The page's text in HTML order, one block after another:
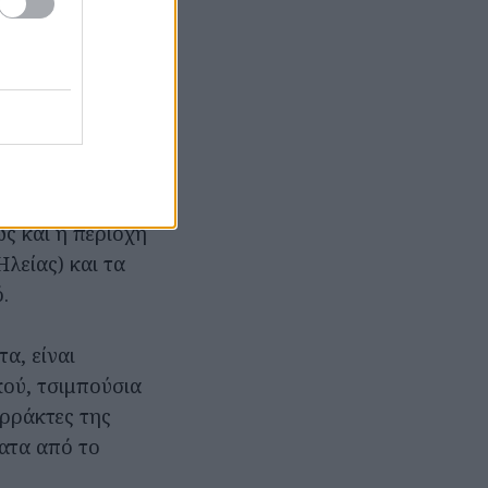
του.
κι είναι
Ταΰγετου.
και η περιοχή
και τα
είναι
τσιμπούσια
της
από το